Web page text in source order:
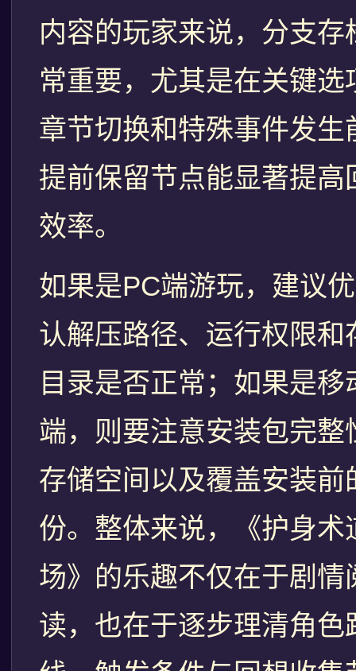
内容的玩家来说，分支存
常重要，尤其是在关键选
章节切换和特殊事件发生
提前保留节点能显著提高
效率。
如果是PC端游玩，建议
认解压路径、运行权限和
目录是否正常；如果是移
端，则要注意安装包完整
存储空间以及覆盖安装前
份。整体来说，《护身术
场》的乐趣不仅在于剧情
读，也在于逐步理清角色